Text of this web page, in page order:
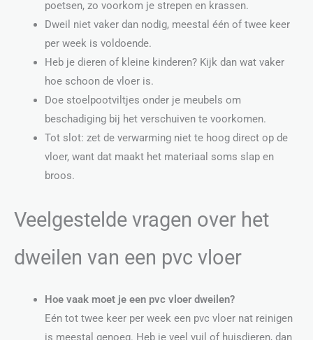
poetsen, zo voorkom je strepen en krassen.
Dweil niet vaker dan nodig, meestal één of twee keer
per week is voldoende.
Heb je dieren of kleine kinderen? Kijk dan wat vaker
hoe schoon de vloer is.
Doe stoelpootviltjes onder je meubels om
beschadiging bij het verschuiven te voorkomen.
Tot slot: zet de verwarming niet te hoog direct op de
vloer, want dat maakt het materiaal soms slap en
broos.
Veelgestelde vragen over het
dweilen van een pvc vloer
Hoe vaak moet je een pvc vloer dweilen?
Eén tot twee keer per week een pvc vloer nat reinigen
is meestal genoeg. Heb je veel vuil of huisdieren, dan